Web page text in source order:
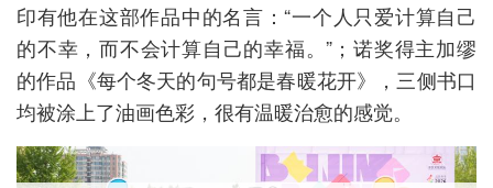
印有他在这部作品中的名言：“一个人只爱计算自己
的不幸，而不会计算自己的幸福。”；诺奖得主加缪
的作品《每个冬天的句号都是春暖花开》，三侧书口
均被涂上了油画色彩，很有温暖治愈的感觉。